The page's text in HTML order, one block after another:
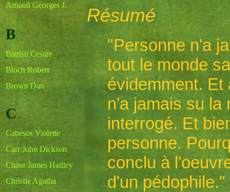
Arnaud Georges J.
B
Battisti Cesare
Bloch Robert
Brown Dan
C
Cabesos Violette
Carr John Dickson
Chase James Hadley
Christie Agatha
Résumé
"Personne n'a
tout le monde
évidemment. Et
n'a jamais su la
interrogé. Et
personne.
conclu à
d'un pédophile."